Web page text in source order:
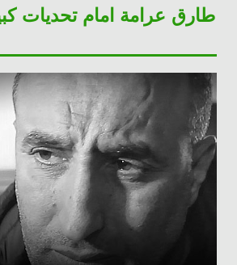
طارق عرامة امام تحديات